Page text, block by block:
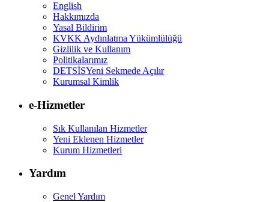
English
Hakkımızda
Yasal Bildirim
KVKK Aydınlatma Yükümlülüğü
Gizlilik ve Kullanım
Politikalarımız
DETSİSYeni Sekmede Açılır
Kurumsal Kimlik
e-Hizmetler
Sık Kullanılan Hizmetler
Yeni Eklenen Hizmetler
Kurum Hizmetleri
Yardım
Genel Yardım